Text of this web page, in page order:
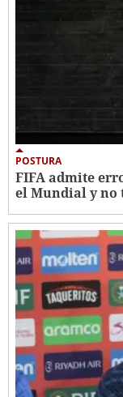
POSTURA
FIFA admite
el Mundial y no